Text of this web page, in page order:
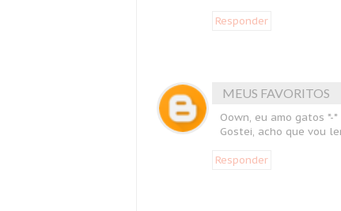
Responder
MEUS FAVORITOS
Oown, eu amo gatos *-*
Gostei, acho que vou
Responder